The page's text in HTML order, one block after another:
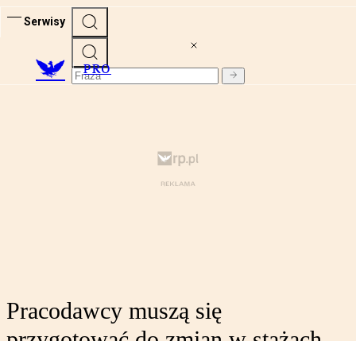
Serwisy
PRO
Pracodawcy muszą się